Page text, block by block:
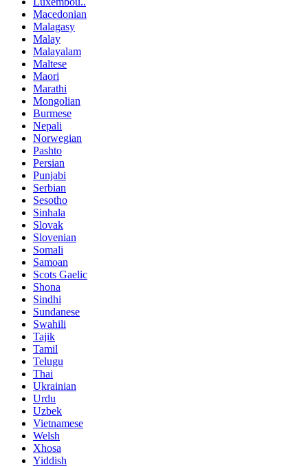
Macedonian
Malagasy
Malay
Malayalam
Maltese
Maori
Marathi
Mongolian
Burmese
Nepali
Norwegian
Pashto
Persian
Punjabi
Serbian
Sesotho
Sinhala
Slovak
Slovenian
Somali
Samoan
Scots Gaelic
Shona
Sindhi
Sundanese
Swahili
Tajik
Tamil
Telugu
Thai
Ukrainian
Urdu
Uzbek
Vietnamese
Welsh
Xhosa
Yiddish